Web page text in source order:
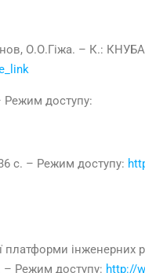
О.О.Гіжа. – К.:
доступу:
с. – Режим доступу:
платформи інженерних
– Режим доступу: http://